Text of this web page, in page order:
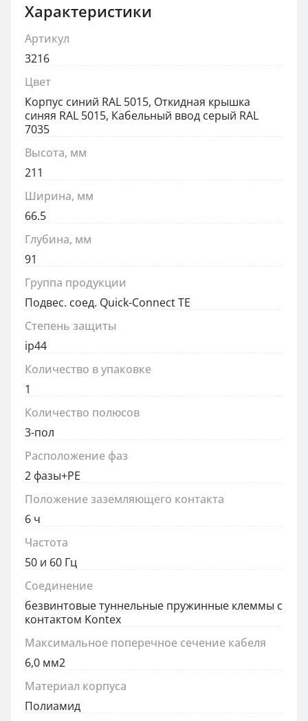
Характеристики
Артикул
3216
Цвет
Корпус синий RAL 5015, Откидная крышка
синяя RAL 5015, Кабельный ввод серый RAL
7035
Высота, мм
211
Ширина, мм
66.5
Глубина, мм
91
Группа продукции
Подвес. соед. Quick-Connect TE
Степень защиты
ip44
Количество в упаковке
1
Количество полюсов
3-пол
Расположение фаз
2 фазы+PE
Положение заземляющего контакта
6 ч
Частота
50 и 60 Гц
Соединение
безвинтовые туннельные пружинные клеммы с
контактом Kontex
Максимальное поперечное сечение кабеля
6,0 мм2
Материал корпуса
Полиамид